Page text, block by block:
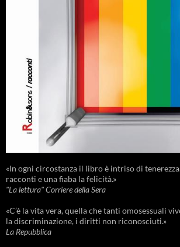
«In ogni circostanza il libro è intriso di
racconti e una fiaba la felicità.»
"La lettura" Corriere della Sera
«C’è la vita vera, quella che tanti omosessuali
la discriminazione, i diritti non riconosciuti.»
La Repubblica